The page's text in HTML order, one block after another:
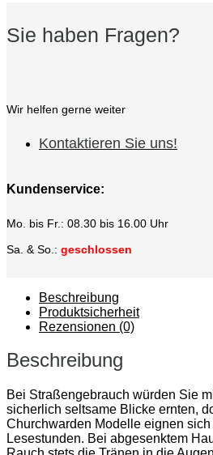
Sie haben Fragen?
Wir helfen gerne weiter
Kontaktieren Sie uns!
Kundenservice:
Mo. bis Fr.: 08.30 bis 16.00 Uhr
Sa. & So.: geschlossen
Beschreibung
Produktsicherheit
Rezensionen (0)
Beschreibung
Bei Straßengebrauch würden Sie
sicherlich seltsame Blicke ernten,
Churchwarden Modelle eignen
Lesestunden. Bei abgesenktem